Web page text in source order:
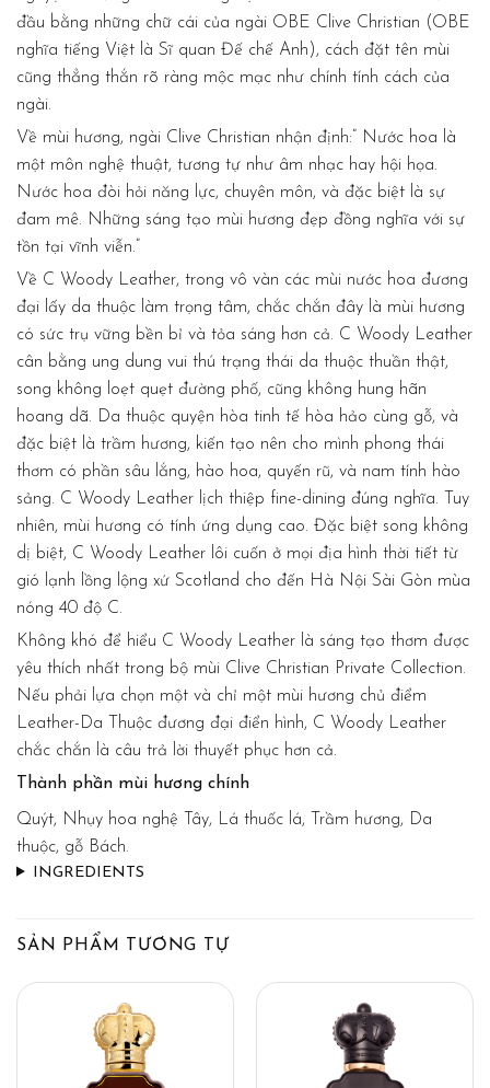
đầu bằng những chữ cái của ngài OBE Clive Christian (OBE
nghĩa tiếng Việt là Sĩ quan Đế chế Anh), cách đặt tên mùi
cũng thẳng thắn rõ ràng mộc mạc như chính tính cách của
ngài.
Về mùi hương, ngài Clive Christian nhận định:” Nước hoa là
một môn nghệ thuật, tương tự như âm nhạc hay hội họa.
Nước hoa đòi hỏi năng lực, chuyên môn, và đặc biệt là sự
đam mê. Những sáng tạo mùi hương đẹp đồng nghĩa với sự
tồn tại vĩnh viễn.”
Về C Woody Leather, trong vô vàn các mùi nước hoa đương
đại lấy da thuộc làm trọng tâm, chắc chắn đây là mùi hương
có sức trụ vững bền bỉ và tỏa sáng hơn cả. C Woody Leather
cân bằng ung dung vui thú trạng thái da thuộc thuần thật,
song không loẹt quẹt đường phố, cũng không hung hãn
hoang dã. Da thuộc quyện hòa tinh tế hòa hảo cùng gỗ, và
đặc biệt là trầm hương, kiến tạo nên cho mình phong thái
thơm có phần sâu lắng, hào hoa, quyến rũ, và nam tính hào
sảng. C Woody Leather lịch thiệp fine-dining đúng nghĩa. Tuy
nhiên, mùi hương có tính ứng dụng cao. Đặc biệt song không
dị biệt, C Woody Leather lôi cuốn ở mọi địa hình thời tiết từ
gió lạnh lồng lộng xứ Scotland cho đến Hà Nội Sài Gòn mùa
nóng 40 độ C.
Không khó để hiểu C Woody Leather là sáng tạo thơm được
yêu thích nhất trong bộ mùi Clive Christian Private Collection.
Nếu phải lựa chọn một và chỉ một mùi hương chủ điểm
Leather-Da Thuộc đương đại điển hình, C Woody Leather
chắc chắn là câu trả lời thuyết phục hơn cả.
Thành phần mùi hương chính
Quýt, Nhụy hoa nghệ Tây, Lá thuốc lá, Trầm hương, Da
thuộc, gỗ Bách.
INGREDIENTS
SẢN PHẨM TƯƠNG TỰ